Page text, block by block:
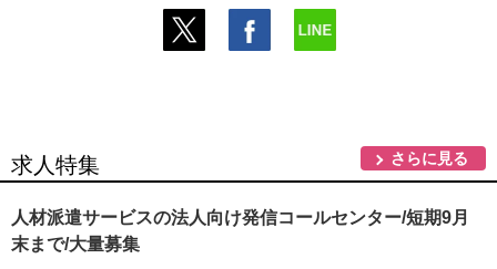
求人特集 さらに見る
人材派遣サービスの法人向け発信コールセンター/短期9月
末まで/大量募集